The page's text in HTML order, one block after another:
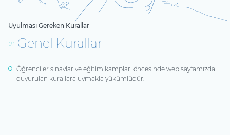
Uyulması Gereken Kurallar
01 Genel Kurallar
Öğrenciler sınavlar ve eğitim kampları öncesinde web sayfamızda
duyurulan kurallara uymakla yükümlüdür.